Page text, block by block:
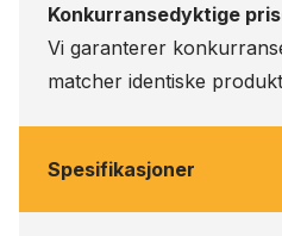
Konkurransedyktige
Vi garanterer
matcher identiske
Spesifikasjoner